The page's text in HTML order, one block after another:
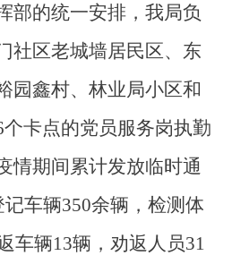
部的统一安排，我局负
社区老城墙居民区、东
园鑫村、林业局小区和
个卡点的党员服务岗执勤
情期间累计发放临时通
车辆350余辆，检测体
车辆13辆，劝返人员31